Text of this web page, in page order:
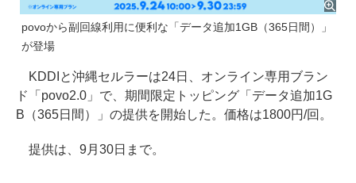
povoから副回線利用に便利な「データ追加1GB（365日間）」
が登場
KDDIと沖縄セルラーは24日、オンライン専用ブラン
ド「povo2.0」で、期間限定トッピング「データ追加1G
B（365日間）」の提供を開始した。価格は1800円/回。
提供は、9月30日まで。